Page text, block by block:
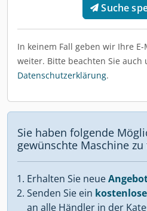
Suche
In keinem Fall geben wir Ihre
weiter. Bitte beachten Sie auch
Datenschutzerklärung.
Sie haben folgende
gewünschte Maschine
Erhalten Sie neue
Senden Sie ein
an alle Händler in der